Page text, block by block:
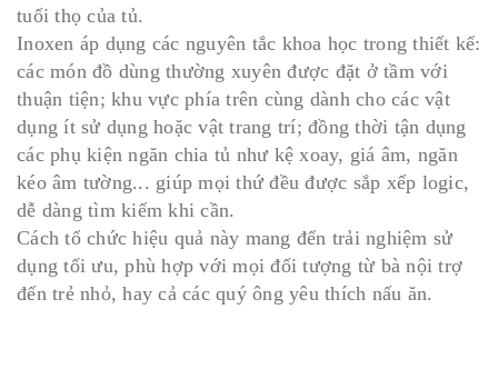
tuổi thọ của tủ.
Inoxen áp dụng các nguyên tắc khoa học trong thiết kế:
các món đồ dùng thường xuyên được đặt ở tầm với
thuận tiện; khu vực phía trên cùng dành cho các vật
dụng ít sử dụng hoặc vật trang trí; đồng thời tận dụng
các phụ kiện ngăn chia tủ như kệ xoay, giá âm, ngăn
kéo âm tường... giúp mọi thứ đều được sắp xếp logic,
dễ dàng tìm kiếm khi cần.
Cách tổ chức hiệu quả này mang đến trải nghiệm sử
dụng tối ưu, phù hợp với mọi đối tượng từ bà nội trợ
đến trẻ nhỏ, hay cả các quý ông yêu thích nấu ăn.